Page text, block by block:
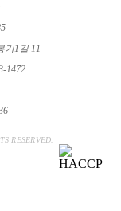
기1길 11
1472
RESERVED.